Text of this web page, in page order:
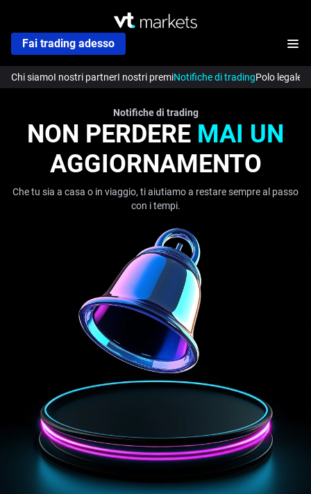
Fai trading adesso
Chi siamoI nostri partnerI nostri premiNotifiche di tradingPolo legale
Notifiche di trading
NON PERDERE MAI UN
AGGIORNAMENTO
Che tu sia a casa o in viaggio, ti aiutiamo a restare sempre al passo
con i tempi.